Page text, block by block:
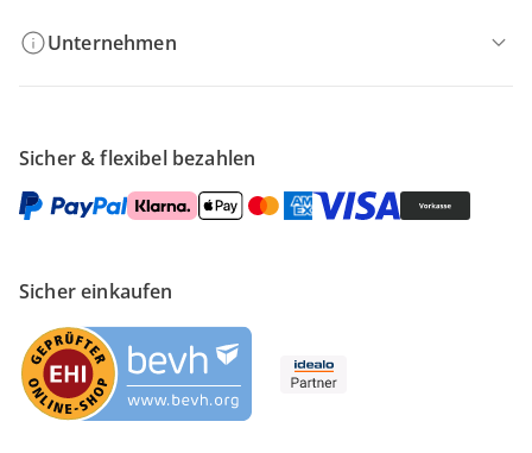
Unternehmen
Sicher & flexibel bezahlen
Sicher einkaufen